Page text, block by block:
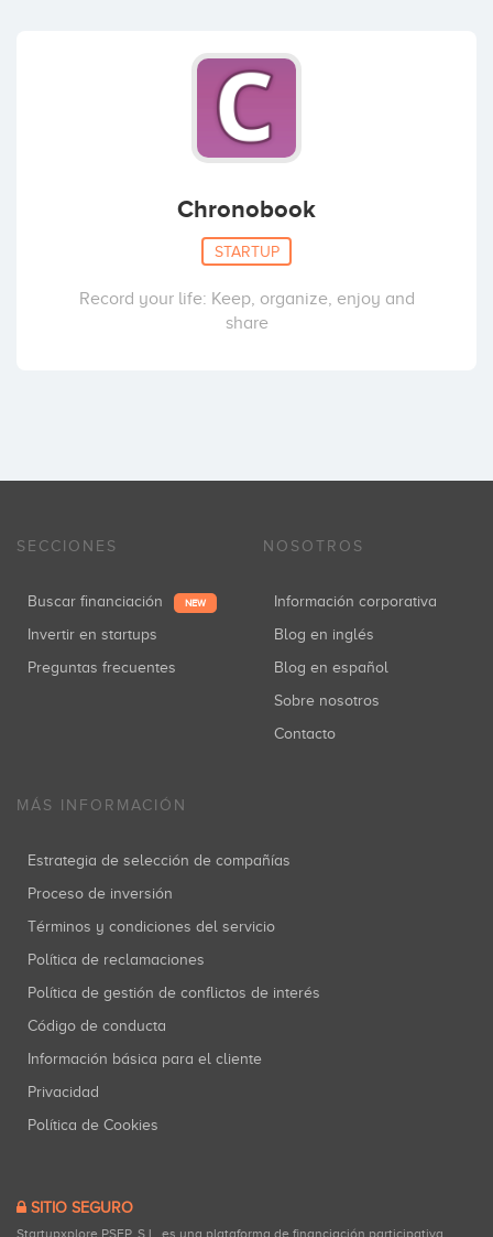
Chronobook
STARTUP
Record your life: Keep, organize, enjoy and
share
SECCIONES
Buscar financiación NEW
Invertir en startups
Preguntas frecuentes
NOSOTROS
Información corporativa
Blog en inglés
Blog en español
Sobre nosotros
Contacto
MÁS INFORMACIÓN
Estrategia de selección de compañías
Proceso de inversión
Términos y condiciones del servicio
Política de reclamaciones
Política de gestión de conflictos de interés
Código de conducta
Información básica para el cliente
Privacidad
Política de Cookies
SITIO SEGURO
Startupxplore PSFP, S.L. es una plataforma de financiación participativa